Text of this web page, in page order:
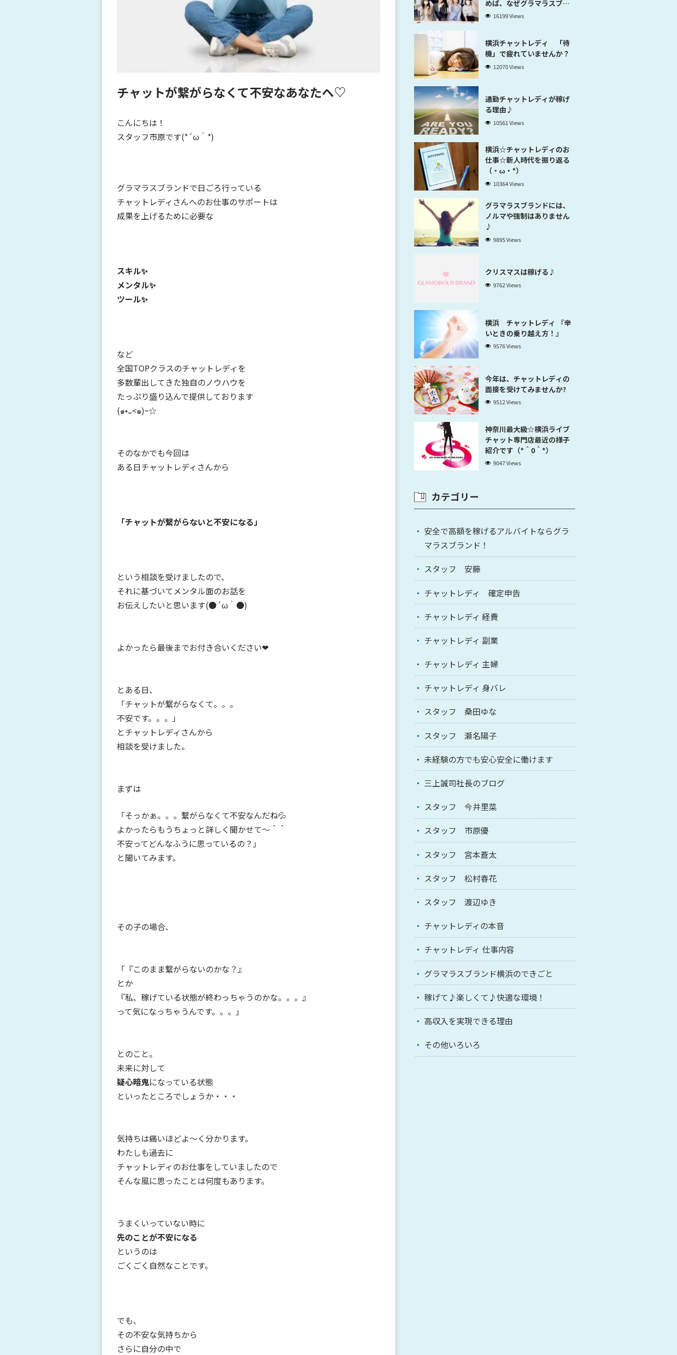
チャットが繋がらなくて不安なあなたへ♡
こんにちは！
スタッフ市原です(*´ω｀*)
グラマラスブランドで日ごろ行っている
チャットレディさんへのお仕事のサポートは
成果を上げるために必要な
スキル✨
メンタル✨
ツール✨
など
全国TOPクラスのチャットレディを
多数輩出してきた独自のノウハウを
たっぷり盛り込んで提供しております
(๑•᎑<๑)ｰ☆
そのなかでも今回は
ある日チャットレディさんから
「チャットが繋がらないと不安になる」
という相談を受けましたので、
それに基づいてメンタル面のお話を
お伝えしたいと思います(●´ω｀●)
よかったら最後までお付き合いください❤
とある日、
「チャットが繋がらなくて。。。
不安です。。。」
とチャットレディさんから
相談を受けました。
まずは
「そっかぁ。。。繋がらなくて不安なんだね💦
よかったらもうちょっと詳しく聞かせて～＾＾
不安ってどんなふうに思っているの？」
と聞いてみます。
その子の場合、
「『このまま繋がらないのかな？』
とか
『私、稼げている状態が終わっちゃうのかな。。。』
って気になっちゃうんです。。。」
とのこと。
未来に対して
疑心暗鬼になっている状態
といったところでしょうか・・・
気持ちは痛いほどよ～く分かります。
わたしも過去に
チャットレディのお仕事をしていましたので
そんな風に思ったことは何度もあります。
うまくいっていない時に
先のことが不安になる
というのは
ごくごく自然なことです。
でも、
その不安な気持ちから
さらに自分の中で
めば、なぜグラマラスブラ
ンド横浜だと稼げるのかが
16199 Views
横浜チャットレディ 「待
機」で疲れていませんか？
12070 Views
通勤チャットレディが稼げ
る理由♪
10561 Views
横浜☆チャットレディのお
仕事☆新人時代を振り返る
（・ω・*）
10364 Views
グラマラスブランドには、
ノルマや強制はありません
♪
9895 Views
クリスマスは稼げる♪
9762 Views
横浜 チャットレディ 『辛
いときの乗り越え方！』
9576 Views
今年は、チャットレディの
面接を受けてみませんか?
9512 Views
神奈川最大級☆横浜ライブ
チャット専門店最近の様子
紹介です（*＾0＾*）
9047 Views
カテゴリー
安全で高額を稼げるアルバイトならグラ
マラスブランド！
スタッフ 安藤
チャットレディ 確定申告
チャットレディ 経費
チャットレディ 副業
チャットレディ 主婦
チャットレディ 身バレ
スタッフ 桑田ゆな
スタッフ 瀬名陽子
未経験の方でも安心安全に働けます
三上誠司社長のブログ
スタッフ 今井里菜
スタッフ 市原優
スタッフ 宮本蒼太
スタッフ 松村春花
スタッフ 渡辺ゆき
チャットレディの本音
チャットレディ 仕事内容
グラマラスブランド横浜のできごと
稼げて♪楽しくて♪快適な環境！
高収入を実現できる理由
その他いろいろ